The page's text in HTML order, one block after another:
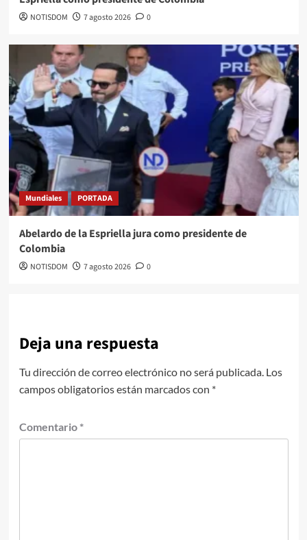
NOTISDOM 7 agosto 2026 0
Mundiales PORTADA
Abelardo de la Espriella jura como presidente de
Colombia
NOTISDOM 7 agosto 2026 0
Deja una respuesta
Tu dirección de correo electrónico no será publicada. Los
campos obligatorios están marcados con *
Comentario *